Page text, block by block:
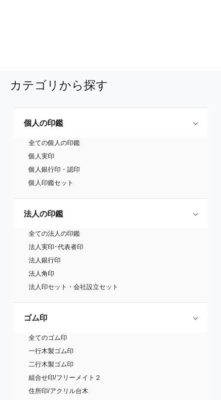
カテゴリから探す
個人の印鑑
全ての個人の印鑑
個人実印
個人銀行印・認印
個人印鑑セット
法人の印鑑
全ての法人の印鑑
法人実印･代表者印
法人銀行印
法人角印
法人印セット・会社設立セット
ゴム印
全てのゴム印
一行木製ゴム印
二行木製ゴム印
組合せ印/フリーメイト２
住所印/アクリル台木